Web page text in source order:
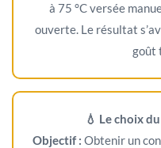
à 75 °C versée
ouverte. Le résultat
goût
💧 Le choix
Objectif : Obtenir un